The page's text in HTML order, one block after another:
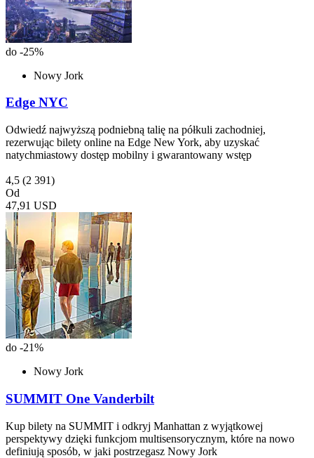
do -25%
Nowy Jork
Edge NYC
Odwiedź najwyższą podniebną talię na półkuli zachodniej,
rezerwując bilety online na Edge New York, aby uzyskać
natychmiastowy dostęp mobilny i gwarantowany wstęp
4,5 (2 391)
Od
47,91 USD
do -21%
Nowy Jork
SUMMIT One Vanderbilt
Kup bilety na SUMMIT i odkryj Manhattan z wyjątkowej
perspektywy dzięki funkcjom multisensorycznym, które na nowo
definiują sposób, w jaki postrzegasz Nowy Jork